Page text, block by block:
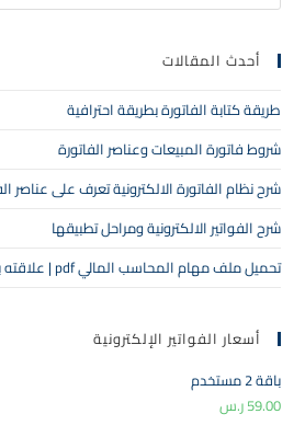
أحدث المقالات
طريقة كتابة الفاتورة بطريقة احترافية
شروط فاتورة المبيعات وعناصر الفاتورة
شرح نظام الفاتورة الالكترونية تعرف على عناصر
شرح الفواتير الالكترونية ومراحل تطبيقها
تحميل ملف مهام المحاسب المالي pdf | علاقته بالفاتورة الإلكترونية
أسعار الفواتير الإلكترونية
باقة 2 مستخدم
59.00ر.س